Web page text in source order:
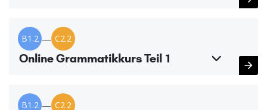
B1.2 — C2.2
Online Grammatikkurs Teil 1
B1.2 — C2.2